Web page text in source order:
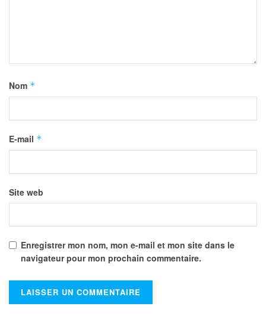
Nom *
E-mail *
Site web
Enregistrer mon nom, mon e-mail et mon site dans le
navigateur pour mon prochain commentaire.